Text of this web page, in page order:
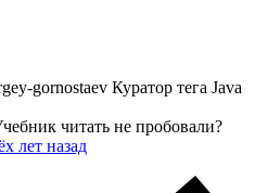
gornostaev Куратор тега Java
читать не пробовали?
лет назад